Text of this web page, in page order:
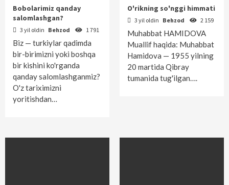
Bobolarimiz qanday
salomlashgan?
3 yil oldin Behzod 1 791
Biz — turkiylar qadimda
bir-birimizni yoki boshqa
bir kishini ko'rganda
qanday salomlashganmiz?
O'z tariximizni
yoritishdan…
O'rikning so'nggi himmati
3 yil oldin Behzod 2 159
Muhabbat HAMIDOVA
Muallif haqida: Muhabbat
Hamidova — 1955 yilning
20 martida Qibray
tumanida tug'ilgan….